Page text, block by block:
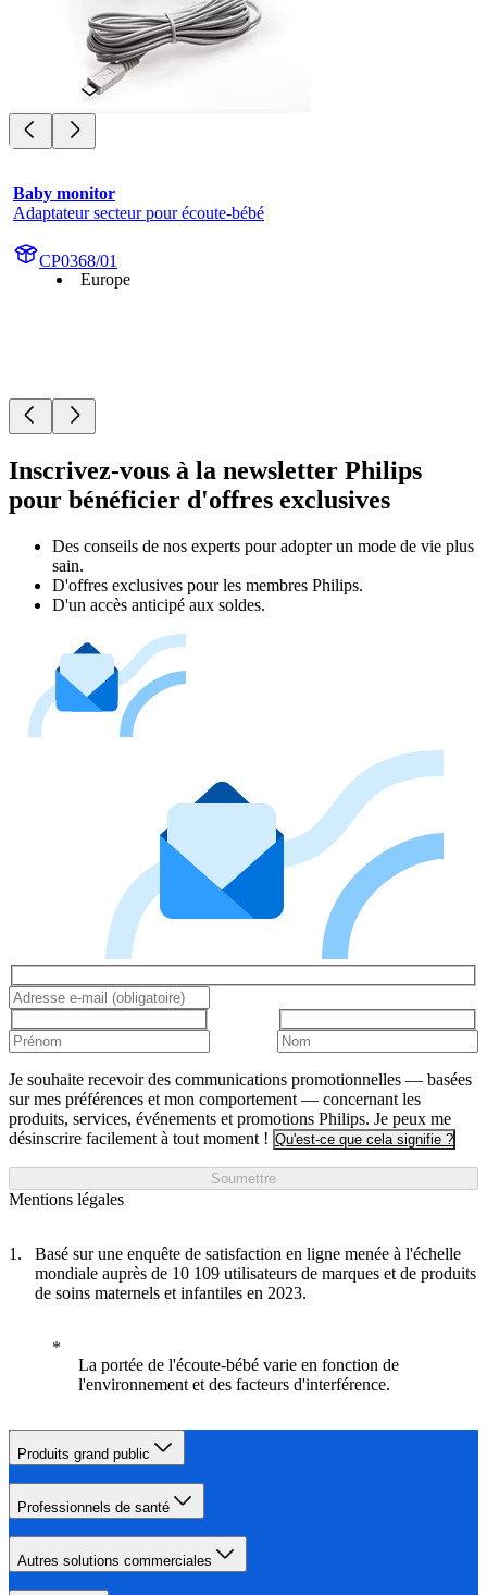
Baby monitor
Adaptateur secteur pour écoute-bébé
CP0368/01
Europe
Inscrivez-vous à la newsletter Philips
pour bénéficier d'offres exclusives
Des conseils de nos experts pour adopter un mode de vie plus
sain.
D'offres exclusives pour les membres Philips.
D'un accès anticipé aux soldes.
Je souhaite recevoir des communications promotionnelles — basées
sur mes préférences et mon comportement — concernant les
produits, services, événements et promotions Philips. Je peux me
désinscrire facilement à tout moment ! Qu'est-ce que cela signifie ?
Soumettre
Mentions légales
Basé sur une enquête de satisfaction en ligne menée à l'échelle
mondiale auprès de 10 109 utilisateurs de marques et de produits
de soins maternels et infantiles en 2023.
La portée de l'écoute-bébé varie en fonction de
l'environnement et des facteurs d'interférence.
Produits grand public
Professionnels de santé
Autres solutions commerciales